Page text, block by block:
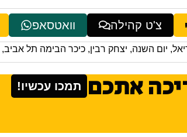
צ'ט קהילה וואטסאפ
, יום השנה, יצחק רבין, כיכר הבימה תל אביב,
אתכם תמכו עכשיו!